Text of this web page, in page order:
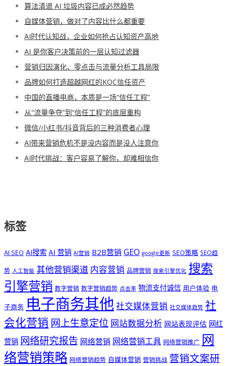
算法清退 AI 垃圾内容已成必然趋势
自媒体营销，做对了内容比什么都重要
AI时代认知战，企业如何抢占认知资产高地
AI 是你客户决策前的一层认知过滤器
营销归因演化、零点击与流量分析工具局限
品牌如何打造超越网红的KOC信任资产
中国的直播电商，本质是一场“信任工程”
从“流量争夺”到“信任工程”的底层重构
微信/小红书/抖音背后的三种消费者心理
AI带来营销危机不是没内容而是没人注意你
AI时代挑战：客户容易了解你，却难相信你
标签
AI SEO AI搜索 AI 营销 AI营销 B2B营销 GEO google更新 SEO策略 SEO趋
势 人工智能 其他营销渠道 内容营销 品牌营销 搜索引擎优化 搜索
引擎营销 数字营销 数字营销趋势 点击率 物流支付诚信 用户体验 电
子商务 电子商务其他社交媒体营销 社交媒体趋势 社
会化营销 网上生意定位 网站数据分析 网站表现评估 网红
营销 网络研究报告 网络营销 网络营销工具 网络营销推广 网
络营销策略 网络营销趋势 自媒体营销 营销挑战 营销文案研